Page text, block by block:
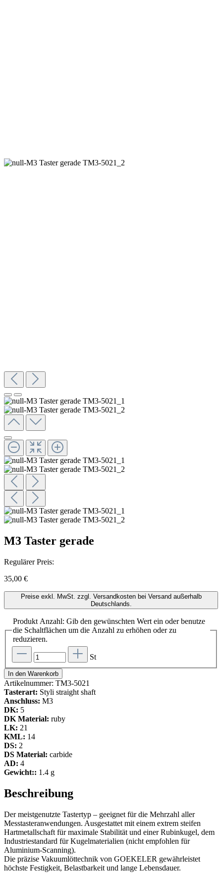
M3 Taster gerade
Regulärer Preis:
35,00 €
Preise exkl. MwSt. zzgl. Versandkosten bei Versand außerhalb
Deutschlands.
Produkt Anzahl: Gib den gewünschten Wert ein oder benutze
die Schaltflächen um die Anzahl zu erhöhen oder zu
reduzieren.
St
In den Warenkorb
Artikelnummer: TM3-5021
Tasterart: Styli straight shaft
Anschluss: M3
DK: 5
DK Material: ruby
LK: 21
KML: 14
DS: 2
DS Material: carbide
AD: 4
Gewicht:: 1.4 g
Beschreibung
Der meistgenutzte Tastertyp – geeignet für die Mehrzahl aller
Messtasteranwendungen. Ausgestattet mit einem extrem steifen
Hartmetallschaft für maximale Stabilität und einer Rubinkugel, dem
Industriestandard für Kugelmaterialien (nicht empfohlen für
Aluminium-Scanning).
Die präzise Vakuumlöttechnik von GOEKELER gewährleistet
höchste Festigkeit, Belastbarkeit und lange Lebensdauer.